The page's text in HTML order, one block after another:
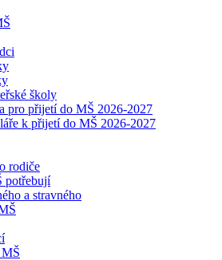
školy
pro přijetí do MŠ 2026-2027
k přijetí do MŠ 2026-2027
rodiče
potřebují
a stravného
MŠ